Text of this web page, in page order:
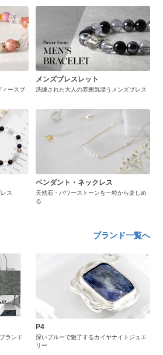
ィースブ
メンズブレスレット
洗練された大人の雰囲気漂うメンズブレス
ス
ペンダント・ネックレス
天然石・パワーストーンを一粒から楽しめ
る
ブランド一覧へ
ランド
P4
深いブルーで魅了するカイヤナイトジュエ
リー